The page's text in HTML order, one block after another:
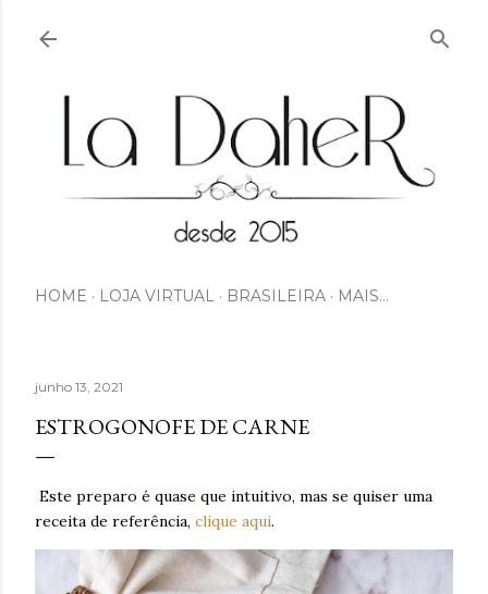
HOME LOJA VIRTUAL BRASILEIRA MAIS…
junho 13, 2021
ESTROGONOFE DE CARNE
Este preparo é quase que intuitivo, mas se quiser uma
receita de referência, clique aqui.